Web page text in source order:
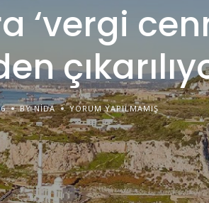
‘vergi
BY NIDA YORUM YAPILMAMIŞ